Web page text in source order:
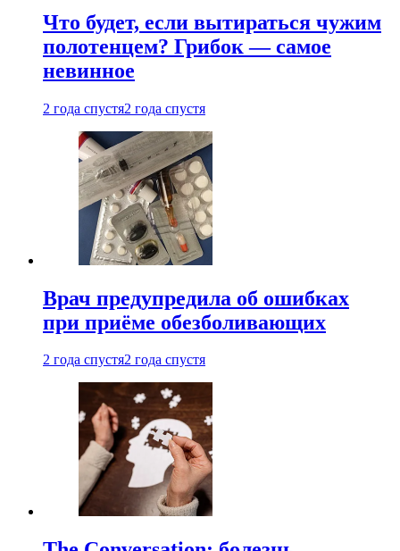
Что будет, если вытираться чужим
полотенцем? Грибок — самое
невинное
2 года спустя2 года спустя
Врач предупредила об ошибках
при приëме обезболивающих
2 года спустя2 года спустя